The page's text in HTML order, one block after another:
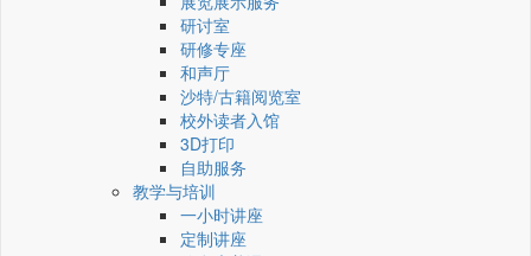
研讨室
研修专座
和声厅
沙特/古籍阅览室
校外读者入馆
3D打印
自助服务
教学与培训
一小时讲座
定制讲座